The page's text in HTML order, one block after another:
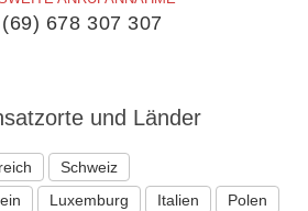
678 307 307
und Länder
Schweiz
Luxemburg Italien
Polen